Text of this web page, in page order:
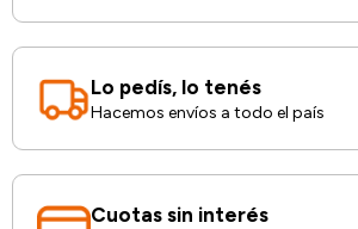
Lo pedís, lo tenés
Hacemos envíos a todo el país
Cuotas sin interés